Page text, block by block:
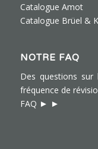
Catalogue Amot
Catalogue Brüel &
NOTRE FAQ
Des questions
fréquence de
FAQ ► ►